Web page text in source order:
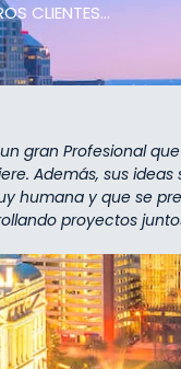
CLIENTES…
gran Profesional
Además, sus
humana y que se
proyectos